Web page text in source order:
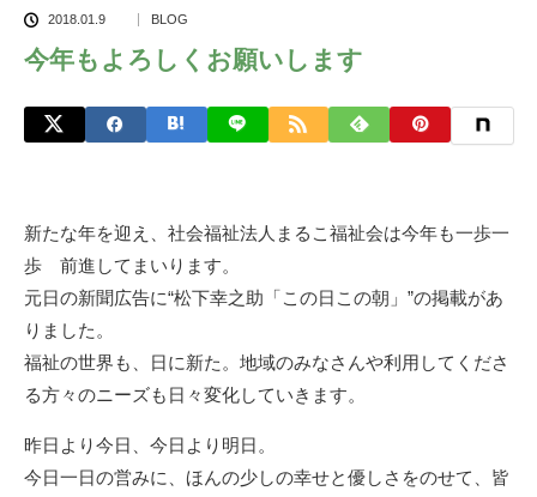
2018.01.9 BLOG
今年もよろしくお願いします
新たな年を迎え、社会福祉法人まるこ福祉会は今年も一歩一
歩 前進してまいります。
元日の新聞広告に“松下幸之助「この日この朝」”の掲載があ
りました。
福祉の世界も、日に新た。地域のみなさんや利用してくださ
る方々のニーズも日々変化していきます。
昨日より今日、今日より明日。
今日一日の営みに、ほんの少しの幸せと優しさをのせて、皆